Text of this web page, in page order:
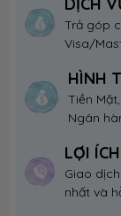
DỊCH
Trả góp
Visa/
HÌNH
Tiền
Ngân
LỢI
Giao
nhất và